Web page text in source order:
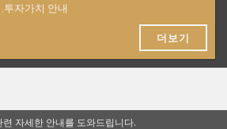
투자가치 안내
더보기
자세한 안내를 도와드립니다.